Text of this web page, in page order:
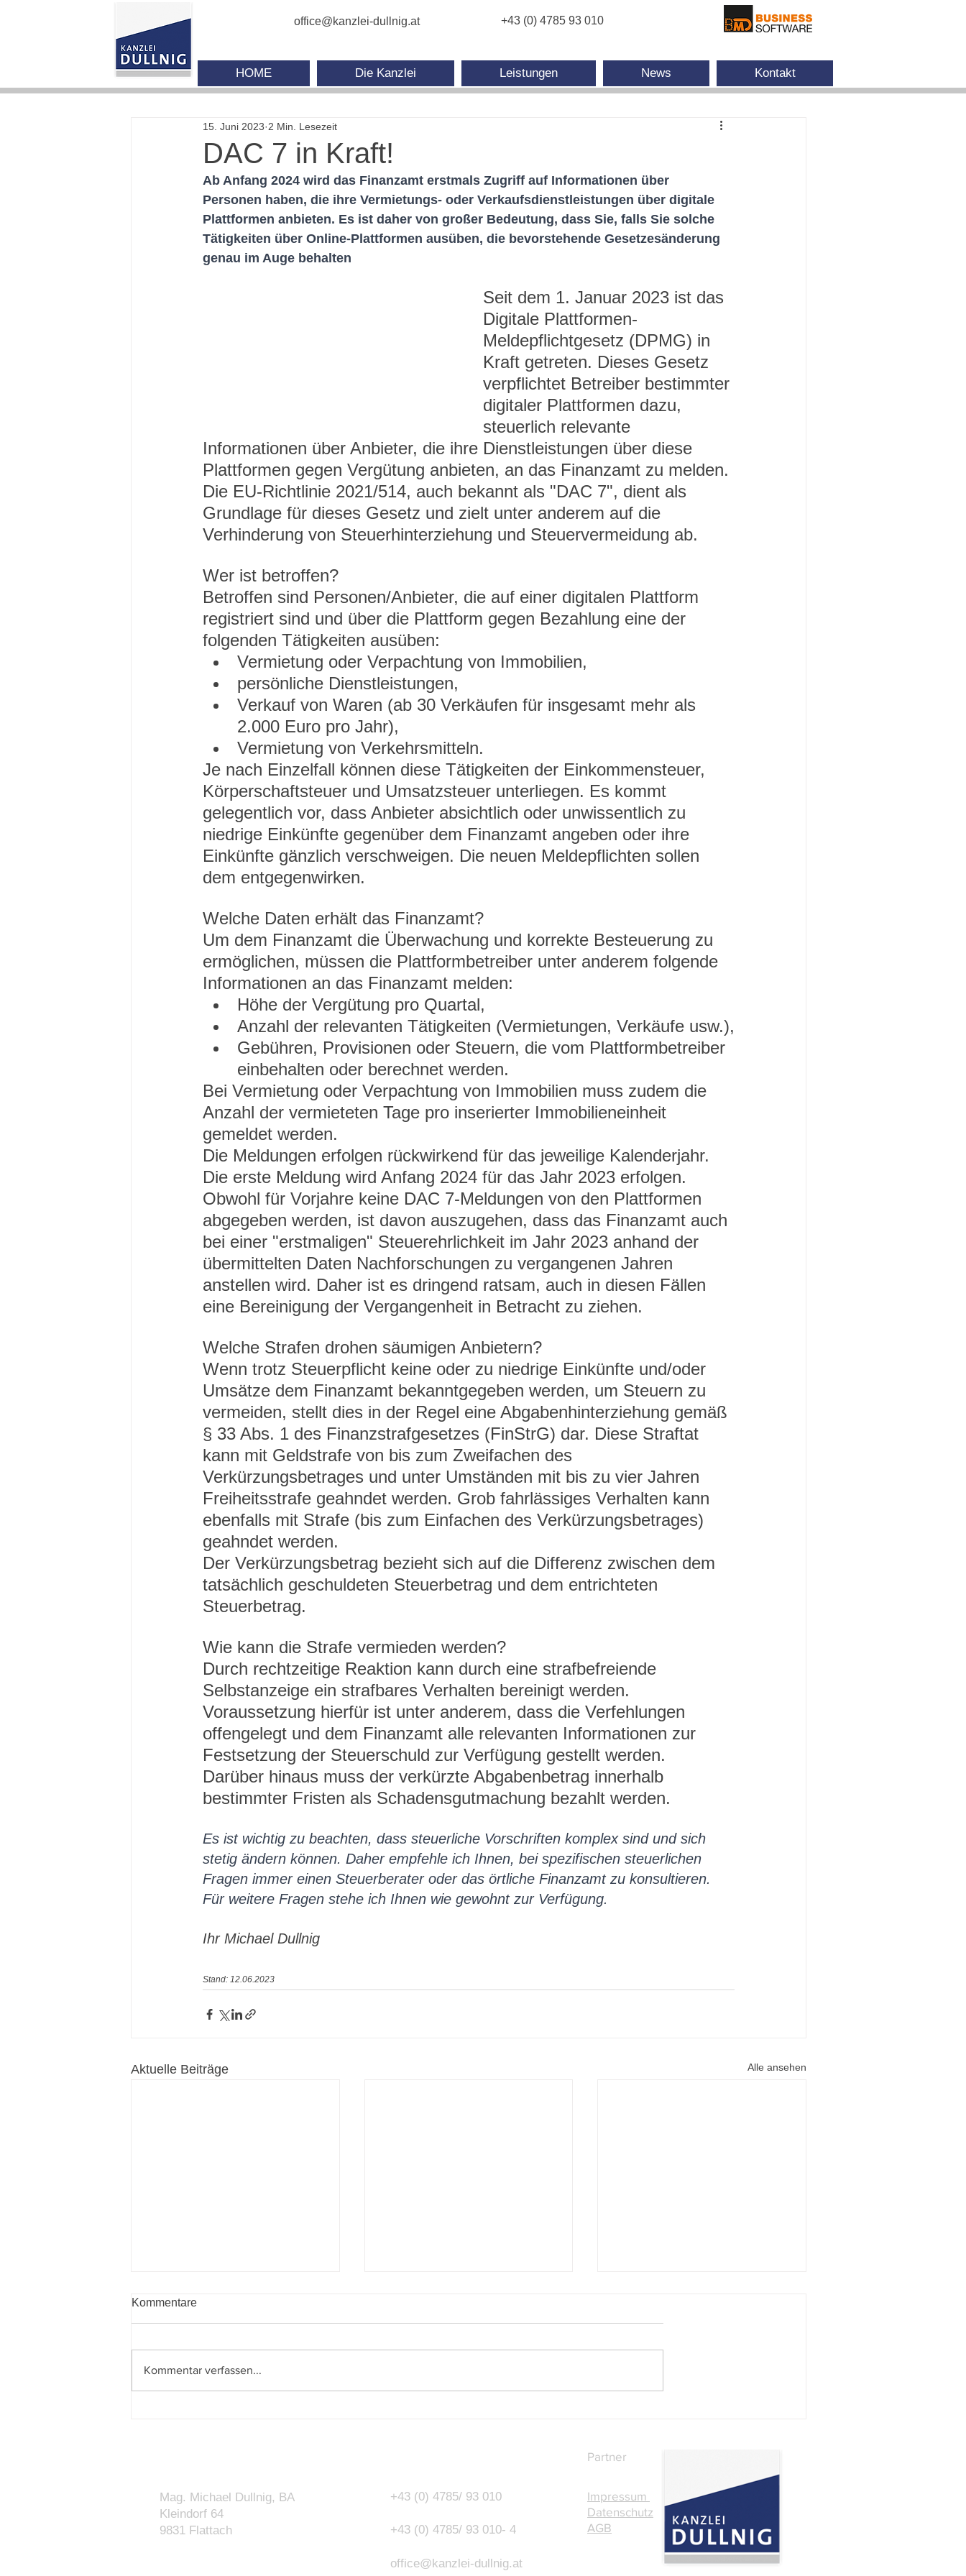
office@kanzlei-dullnig.at +43 (0) 4785 93 010
HOME Die Kanzlei Leistungen News Kontakt
DAC 7 in Kraft!
15. Juni 2023 2 Min. Lesezeit
Ab Anfang 2024 wird das Finanzamt erstmals Zugriff auf Informationen über
Personen haben, die ihre Vermietungs- oder Verkaufsdienstleistungen über digitale
Plattformen anbieten. Es ist daher von großer Bedeutung, dass Sie, falls Sie solche
Tätigkeiten über Online-Plattformen ausüben, die bevorstehende Gesetzesänderung
genau im Auge behalten
Seit dem 1. Januar 2023 ist das
Digitale Plattformen-
Meldepflichtgesetz (DPMG) in
Kraft getreten. Dieses Gesetz
verpflichtet Betreiber bestimmter
digitaler Plattformen dazu,
steuerlich relevante
Informationen über Anbieter, die ihre Dienstleistungen über diese
Plattformen gegen Vergütung anbieten, an das Finanzamt zu melden.
Die EU-Richtlinie 2021/514, auch bekannt als "DAC 7", dient als
Grundlage für dieses Gesetz und zielt unter anderem auf die
Verhinderung von Steuerhinterziehung und Steuervermeidung ab.
Wer ist betroffen?
Betroffen sind Personen/Anbieter, die auf einer digitalen Plattform
registriert sind und über die Plattform gegen Bezahlung eine der
folgenden Tätigkeiten ausüben:
Vermietung oder Verpachtung von Immobilien,
persönliche Dienstleistungen,
Verkauf von Waren (ab 30 Verkäufen für insgesamt mehr als
2.000 Euro pro Jahr),
Vermietung von Verkehrsmitteln.
Je nach Einzelfall können diese Tätigkeiten der Einkommensteuer,
Körperschaftsteuer und Umsatzsteuer unterliegen. Es kommt
gelegentlich vor, dass Anbieter absichtlich oder unwissentlich zu
niedrige Einkünfte gegenüber dem Finanzamt angeben oder ihre
Einkünfte gänzlich verschweigen. Die neuen Meldepflichten sollen
dem entgegenwirken.
Welche Daten erhält das Finanzamt?
Um dem Finanzamt die Überwachung und korrekte Besteuerung zu
ermöglichen, müssen die Plattformbetreiber unter anderem folgende
Informationen an das Finanzamt melden:
Höhe der Vergütung pro Quartal,
Anzahl der relevanten Tätigkeiten (Vermietungen, Verkäufe usw.),
Gebühren, Provisionen oder Steuern, die vom Plattformbetreiber
einbehalten oder berechnet werden.
Bei Vermietung oder Verpachtung von Immobilien muss zudem die
Anzahl der vermieteten Tage pro inserierter Immobilieneinheit
gemeldet werden.
Die Meldungen erfolgen rückwirkend für das jeweilige Kalenderjahr.
Die erste Meldung wird Anfang 2024 für das Jahr 2023 erfolgen.
Obwohl für Vorjahre keine DAC 7-Meldungen von den Plattformen
abgegeben werden, ist davon auszugehen, dass das Finanzamt auch
bei einer "erstmaligen" Steuerehrlichkeit im Jahr 2023 anhand der
übermittelten Daten Nachforschungen zu vergangenen Jahren
anstellen wird. Daher ist es dringend ratsam, auch in diesen Fällen
eine Bereinigung der Vergangenheit in Betracht zu ziehen.
Welche Strafen drohen säumigen Anbietern?
Wenn trotz Steuerpflicht keine oder zu niedrige Einkünfte und/oder
Umsätze dem Finanzamt bekanntgegeben werden, um Steuern zu
vermeiden, stellt dies in der Regel eine Abgabenhinterziehung gemäß
§ 33 Abs. 1 des Finanzstrafgesetzes (FinStrG) dar. Diese Straftat
kann mit Geldstrafe von bis zum Zweifachen des
Verkürzungsbetrages und unter Umständen mit bis zu vier Jahren
Freiheitsstrafe geahndet werden. Grob fahrlässiges Verhalten kann
ebenfalls mit Strafe (bis zum Einfachen des Verkürzungsbetrages)
geahndet werden.
Der Verkürzungsbetrag bezieht sich auf die Differenz zwischen dem
tatsächlich geschuldeten Steuerbetrag und dem entrichteten
Steuerbetrag.
Wie kann die Strafe vermieden werden?
Durch rechtzeitige Reaktion kann durch eine strafbefreiende
Selbstanzeige ein strafbares Verhalten bereinigt werden.
Voraussetzung hierfür ist unter anderem, dass die Verfehlungen
offengelegt und dem Finanzamt alle relevanten Informationen zur
Festsetzung der Steuerschuld zur Verfügung gestellt werden.
Darüber hinaus muss der verkürzte Abgabenbetrag innerhalb
bestimmter Fristen als Schadensgutmachung bezahlt werden.
Es ist wichtig zu beachten, dass steuerliche Vorschriften komplex sind und sich
stetig ändern können. Daher empfehle ich Ihnen, bei spezifischen steuerlichen
Fragen immer einen Steuerberater oder das örtliche Finanzamt zu konsultieren.
Für weitere Fragen stehe ich Ihnen wie gewohnt zur Verfügung.
Ihr Michael Dullnig
Stand: 12.06.2023
Aktuelle Beiträge Alle ansehen
Kommentare
Kommentar verfassen...
Mag. Michael Dullnig, BA
Kleindorf 64
9831 Flattach
+43 (0) 4785/ 93 010
+43 (0) 4785/ 93 010- 4
office@kanzlei-dullnig.at
Impressum
Datenschutz
AGB
Partner